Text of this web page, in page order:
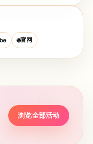
🌐官网
浏览全部活动